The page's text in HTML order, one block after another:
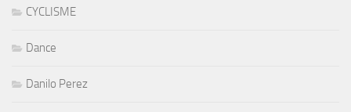
CYCLISME
Dance
Danilo Perez